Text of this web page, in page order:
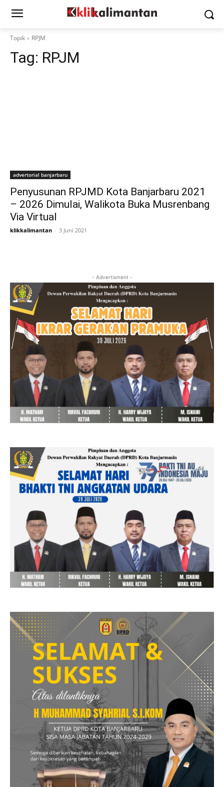
Topik RPJM
Tag: RPJM
advertorial banjarbaru
Penyusunan RPJMD Kota Banjarbaru 2021
– 2026 Dimulai, Walikota Buka Musrenbang
Via Virtual
klikkalimantan - 3 Juni 2021
- Advertisment -